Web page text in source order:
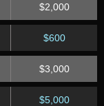
$4,000
$15,000
$4,000
$2,000
$600
$3,000
$5,000